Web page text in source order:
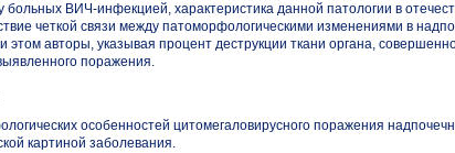
больных ВИЧ-инфекцией, характеристика данной патологии в
четкой связи между патоморфологическими изменениями в
этом авторы, указывая процент деструкции ткани органа,
поражения.
особенностей цитомегаловирусного поражения
картиной заболевания.